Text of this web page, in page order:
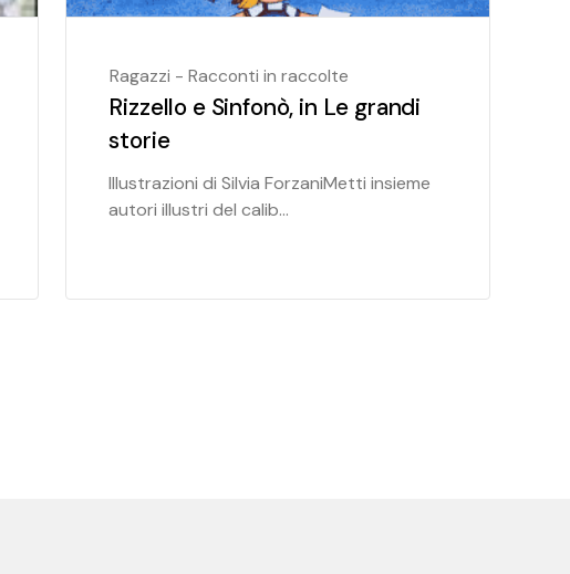
Ragazzi - Racconti in raccolte
Rizzello e Sinfonò, in Le grandi
storie
Illustrazioni di Silvia ForzaniMetti insieme
autori illustri del calib...